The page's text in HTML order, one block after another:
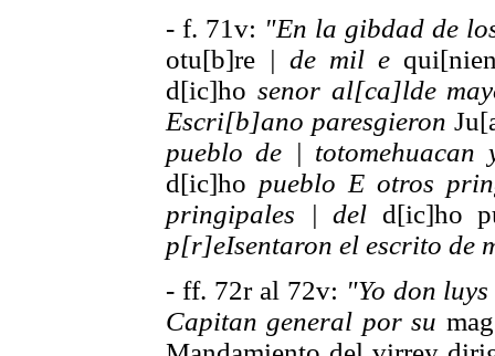
- f. 71v: "En la gibdad de
otu[b]re | de mil e
d[ic]ho senor al[ca]lde
Escri[b]ano paresgieron
pueblo de | totomehuacan
d[ic]ho pueblo E otros
pringipales | del d[ic]ho
p[r]eIsentaron el escrito de
- ff. 72r al 72v: "Yo don
Capitan general por su